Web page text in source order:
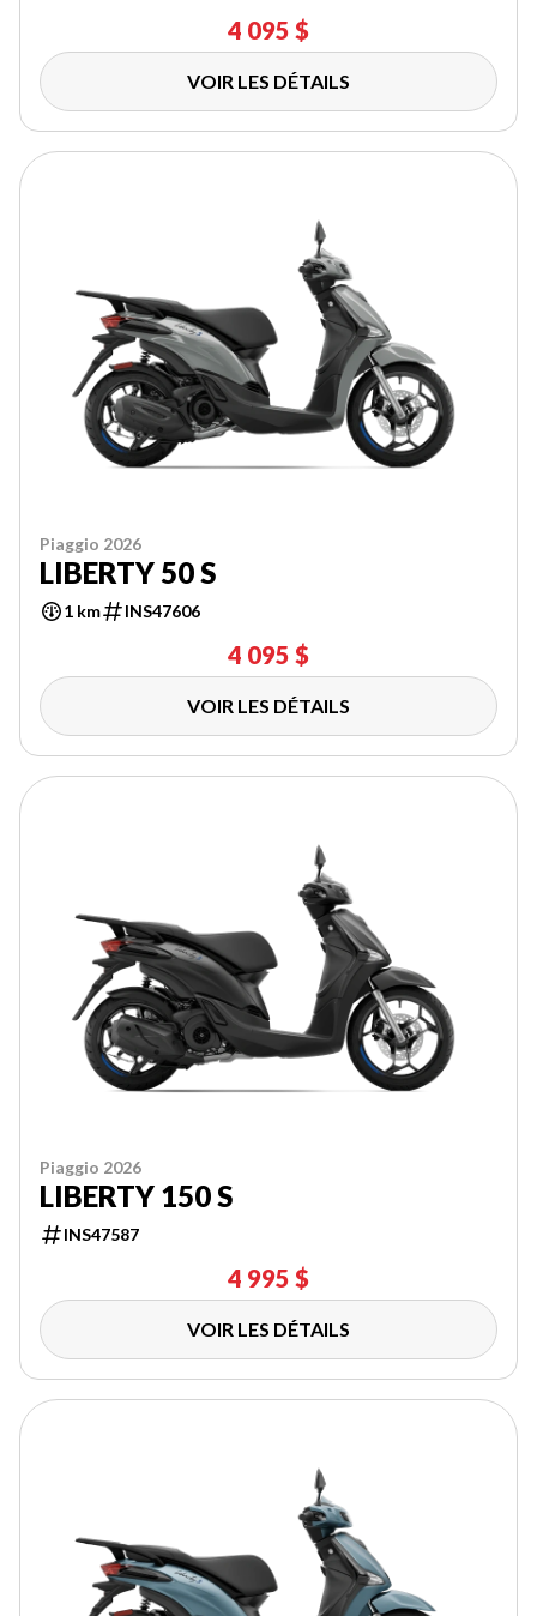
4 095 $
VOIR LES DÉTAILS
Piaggio 2026
LIBERTY 50 S
1 km INS47606
4 095 $
VOIR LES DÉTAILS
Piaggio 2026
LIBERTY 150 S
INS47587
4 995 $
VOIR LES DÉTAILS